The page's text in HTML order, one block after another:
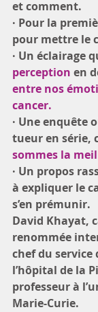
et comment.
· Pour la
pour mettre le
· Un éclairage
perception en
entre nos
cancer.
· Une enquête
tueur en série,
sommes la
· Un propos
à expliquer le
s’en prémunir.
David Khayat,
renommée
chef du service
l’hôpital de la
professeur à
Marie-Curie.